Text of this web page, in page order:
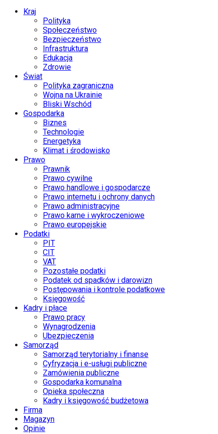
Kraj
Polityka
Społeczeństwo
Bezpieczeństwo
Infrastruktura
Edukacja
Zdrowie
Świat
Polityka zagraniczna
Wojna na Ukrainie
Bliski Wschód
Gospodarka
Biznes
Technologie
Energetyka
Klimat i środowisko
Prawo
Prawnik
Prawo cywilne
Prawo handlowe i gospodarcze
Prawo internetu i ochrony danych
Prawo administracyjne
Prawo karne i wykroczeniowe
Prawo europejskie
Podatki
PIT
CIT
VAT
Pozostałe podatki
Podatek od spadków i darowizn
Postępowania i kontrole podatkowe
Księgowość
Kadry i płace
Prawo pracy
Wynagrodzenia
Ubezpieczenia
Samorząd
Samorząd terytorialny i finanse
Cyfryzacja i e-usługi publiczne
Zamówienia publiczne
Gospodarka komunalna
Opieka społeczna
Kadry i księgowość budżetowa
Firma
Magazyn
Opinie